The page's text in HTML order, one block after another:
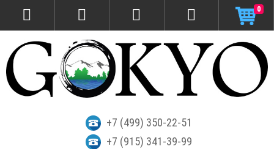
+7 (499) 350-22-51
+7 (915) 341-39-99
0